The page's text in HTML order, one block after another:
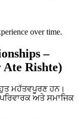
over time.
–
Rishte)
ਮਹੱਤਵਪੂਰਣ ਹਨ।
ਅਤੇ ਸਮਾਜਿਕ